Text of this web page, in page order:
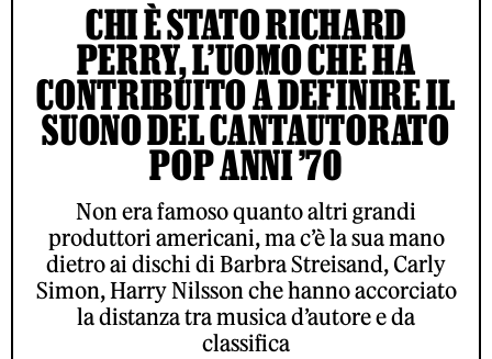
CHI È STATO RICHARD
PERRY, L’UOMO CHE HA
CONTRIBUITO A DEFINIRE IL
SUONO DEL CANTAUTORATO
POP ANNI ’70
Non era famoso quanto altri grandi
produttori americani, ma c’è la sua mano
dietro ai dischi di Barbra Streisand, Carly
Simon, Harry Nilsson che hanno accorciato
la distanza tra musica d’autore e da
classifica